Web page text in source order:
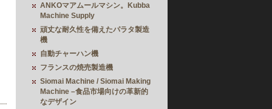
ANKOマアムールマシン。Kubba
Machine Supply
頑丈な耐久性を備えたパラタ製造
機
自動チャーハン機
フランスの焼売製造機
Siomai Machine / Siomai Making
Machine –食品市場向けの革新的
なデザイン